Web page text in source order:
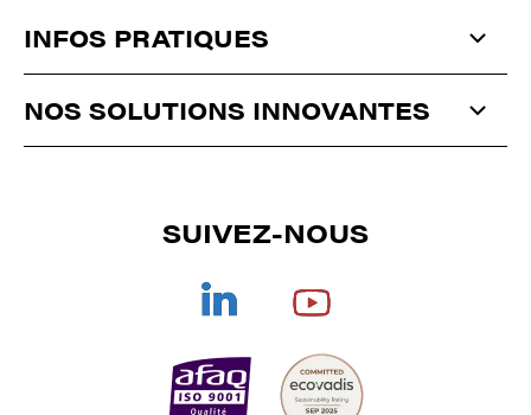
INFOS PRATIQUES
QUI SOMMES-NOUS ?
ACTUALITÉS
NOS SOLUTIONS INNOVANTES
PLASMA/PULVÉRISATION SÉCHAGE
TRAITEMENT DE L'AIR
OFFRE GLOBALE
SUIVEZ-NOUS